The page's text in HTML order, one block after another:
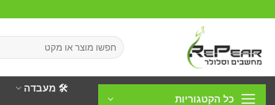
חיפוש
עבור:
כל הקטגוריות
🛠️ מעבדה